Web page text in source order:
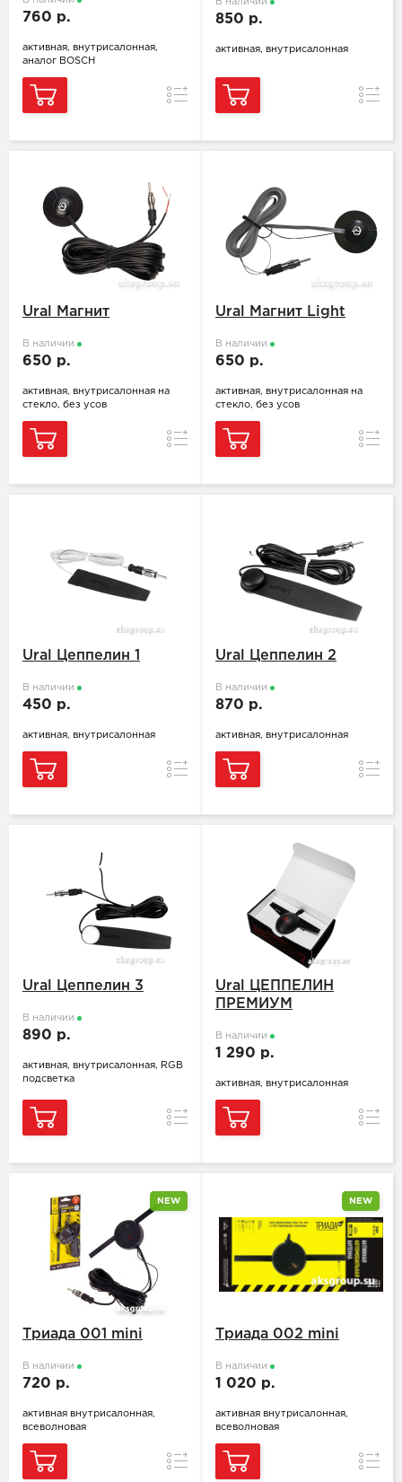
760 р.
активная, внутрисалонная,
аналог BOSCH
Сравнение
В наличии
850 р.
активная, внутрисалонная
Ural Магнит
В наличии
650 р.
активная, внутрисалонная на
стекло, без усов
Сравнение
Ural Магнит Light
В наличии
650 р.
активная, внутрисалонная на
стекло, без усов
Ural Цеппелин 1
В наличии
450 р.
активная, внутрисалонная
Сравнение
Ural Цеппелин 2
В наличии
870 р.
активная, внутрисалонная
Ural Цеппелин 3
В наличии
890 р.
активная, внутрисалонная, RGB
подсветка
Сравнение
Ural ЦЕППЕЛИН
ПРЕМИУМ
В наличии
1 290 р.
активная, внутрисалонная
NEW
Триада 001 mini
В наличии
720 р.
активная внутрисалонная,
всеволновая
Сравнение
NEW
Триада 002 mini
В наличии
1 020 р.
активная внутрисалонная,
всеволновая